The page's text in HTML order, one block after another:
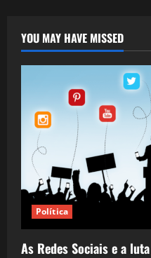
YOU MAY HAVE MISSED
Política
As Redes Sociais e a